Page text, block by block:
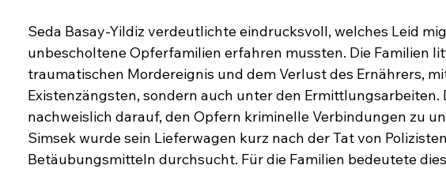
Seda Basay-Yildiz verdeutlichte eindrucksvoll, welches Leid
unbescholtene Opferfamilien erfahren mussten. Die Familien
traumatischen Mordereignis und dem Verlust des Ernährers,
Existenzängsten, sondern auch unter den Ermittlungsarbeiten.
nachweislich darauf, den Opfern kriminelle Verbindungen zu
Simsek wurde sein Lieferwagen kurz nach der Tat von
Betäubungsmitteln durchsucht. Für die Familien bedeutete